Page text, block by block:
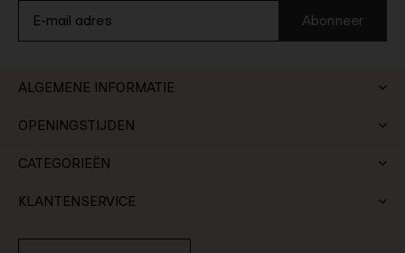
Abonneer
ALGEMENE INFORMATIE
OPENINGSTIJDEN
CATEGORIEËN
KLANTENSERVICE